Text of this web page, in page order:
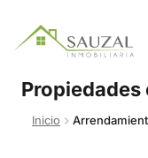
Inicio